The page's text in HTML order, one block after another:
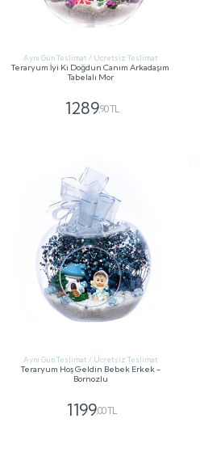
Aynı Gün Teslimat / Ücretsiz Teslimat
Teraryum İyi Ki Doğdun Canım Arkadaşım
Tabelalı Mor
1289,90 TL
Aynı Gün Teslimat / Ücretsiz Teslimat
Teraryum Hoş Geldin Bebek Erkek -
Bornozlu
1199,00 TL